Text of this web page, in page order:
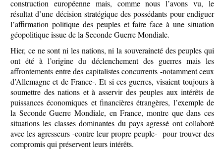
construction européenne mais, comme nous l’avons vu, le
résultat d’une décision stratégique des possédants pour endiguer
l’affirmation politique des peuples et faire face à une situation
géopolitique issue de la Seconde Guerre Mondiale.
Hier, ce ne sont ni les nations, ni la souveraineté des peuples qui
ont été à l’origine du déclenchement des guerres mais les
affrontements entre des capitalistes concurrents -notamment ceux
d’Allemagne et de France-. Et si ces guerres, visaient toujours à
soumettre des nations et à asservir des peuples aux intérêts de
puissances économiques et financières étrangères, l’exemple de
la Seconde Guerre Mondiale, en France, montre que dans ces
situations les classes dominantes du pays agressé ont collaboré
avec les agresseurs -contre leur propre peuple- pour trouver des
compromis qui préservent leurs intérêts.